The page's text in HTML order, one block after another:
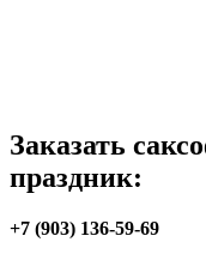
Заказать
праздник:
+7 (903) 136-59-69